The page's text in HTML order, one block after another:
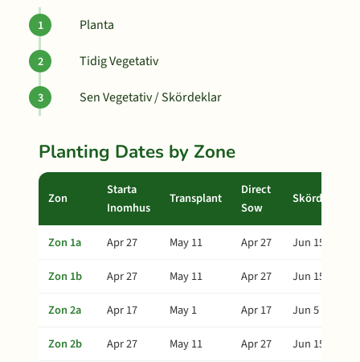
Planta
Tidig Vegetativ
Sen Vegetativ / Skördeklar
Planting Dates by Zone
Zon
Starta
Inomhus
Transplant
Direct
Sow
Skörd
Zon 1a Apr 27 May 11 Apr 27
Jun 15
Zon 1b
Apr 27 May 11 Apr 27
Jun 15
Zon 2a
Apr 17 May 1 Apr 17
Jun 5
Zon 2b
Apr 27 May 11 Apr 27
Jun 15